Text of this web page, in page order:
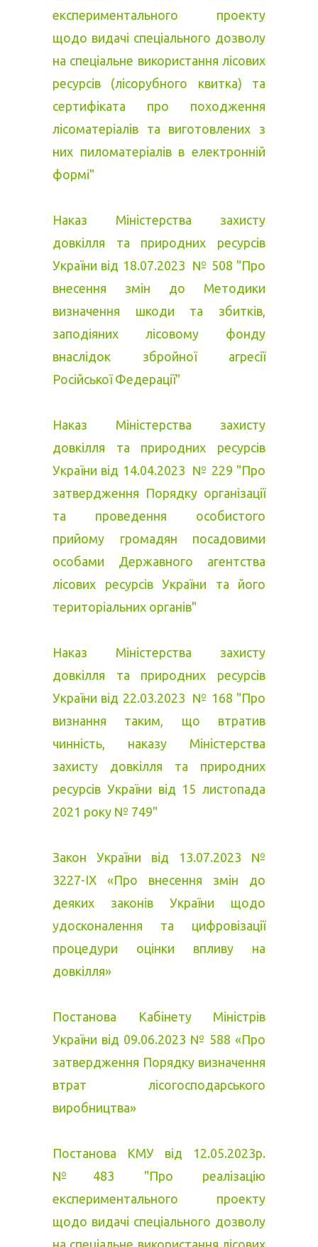
експериментального проекту
щодо видачі спеціального дозволу
на спеціальне використання лісових
ресурсів (лісорубного квитка) та
сертифіката про походження
лісоматеріалів та виготовлених з
них пиломатеріалів в електронній
формі"
Наказ Міністерства захисту
довкілля та природних ресурсів
України від 18.07.2023 № 508 "Про
внесення змін до Методики
визначення шкоди та збитків,
заподіяних лісовому фонду
внаслідок збройної агресії
Російської Федерації"
Наказ Міністерства захисту
довкілля та природних ресурсів
України від 14.04.2023 № 229 "Про
затвердження Порядку організації
та проведення особистого
прийому громадян посадовими
особами Державного агентства
лісових ресурсів України та його
територіальних органів"
Наказ Міністерства захисту
довкілля та природних ресурсів
України від 22.03.2023 № 168 "Про
визнання таким, що втратив
чинність, наказу Міністерства
захисту довкілля та природних
ресурсів України від 15 листопада
2021 року № 749"
Закон України від 13.07.2023 №
3227-IX «Про внесення змін до
деяких законів України щодо
удосконалення та цифровізації
процедури оцінки впливу на
довкілля»
Постанова Кабінету Міністрів
України від 09.06.2023 № 588 «Про
затвердження Порядку визначення
втрат лісогосподарського
виробництва»
Постанова КМУ від 12.05.2023р.
№483 "Про реалізацію
експериментального проекту
щодо видачі спеціального дозволу
на спеціальне використання лісових